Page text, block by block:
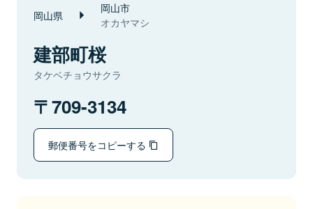
岡山県 岡山市
オカヤマシ
建部町桜
タケベチョウサクラ
709-3134
郵便番号をコピーする